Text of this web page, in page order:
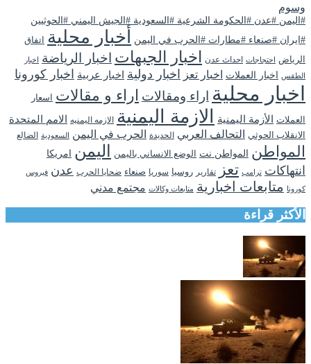
وسوم
#اليمن #عدن #الحكومة الشرعية #السعودية #الجيش اليمني #الحوثيين
#ايران #صنعاء #مطارات #الحرب في اليمن
أخبار محلية
اتفاق
الرياض
احتجاجات احداث عدن اخبار الجبهات اخبار الرياضة اخبار
الطقس
اخبار العملات اخبار تعز اخبار دولية اخبار عربية اخبار كورونا
اخبار محلية اراء ومقالات اراء و مقالات اسعار
العملات الأزمة اليمنية الازمة اليمنية الازمه اليمنيه الامم المتحدة
الانقلاب الحوثي التحالف العربي الحديدة الحرب في اليمن السعودية الضالع
المواطن المواطن نت الوضع الانساني باليمن اليمن امريكا
انتهاكات ترامب تعز تقارير روسيا سوريا صنعاء ضحايا الحرب عدن فيروس
كورونا متابعات اخبارية متابعات وكالات مجتمع مدني
الأكثر قراءة